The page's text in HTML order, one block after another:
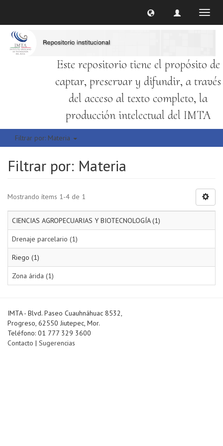
Este repositorio tiene el propósito de
captar, preservar y difundir, a través
del acceso al texto completo, la
producción intelectual del IMTA
Filtrar por: Materia
Filtrar por: Materia
Mostrando ítems 1-4 de 1
CIENCIAS AGROPECUARIAS Y BIOTECNOLOGÍA (1)
Drenaje parcelario (1)
Riego (1)
Zona árida (1)
IMTA - Blvd. Paseo Cuauhnáhuac 8532,
Progreso, 62550 Jiutepec, Mor.
Teléfono: 01 777 329 3600
Contacto | Sugerencias